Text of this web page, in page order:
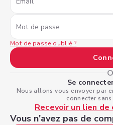
Mot de passe
Mot de passe oublié ?
Se
Nous allons vous envoyer par
connecter
Recevoir un lien
Vous n'avez pas de